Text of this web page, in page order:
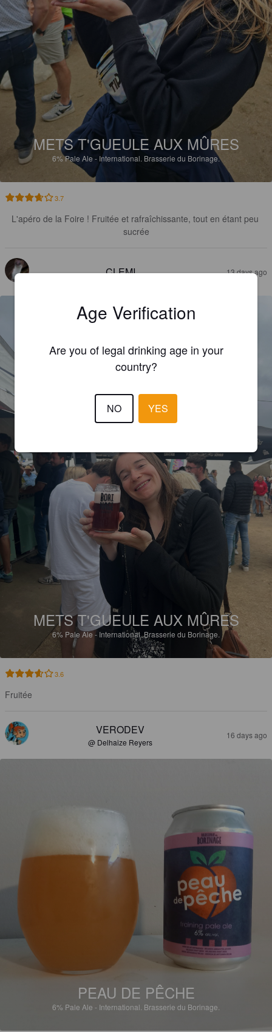
METS T'GUEULE AUX MÛRES
6%Pale Ale - International. Brasserie du Borinage.
3.7
L'apéro de la Foire ! Fruitée et rafraîchissante, tout en étant peu
sucrée
CLEMI 13 days ago
METS T'GUEULE AUX MÛRES
6% Pale Ale - International.Brasserie du Borinage.
3.6
Fruitée
VERODEV
@ Delhaize Reyers
16 days ago
PEAU DE PÊCHE
6% Pale Ale - International. Brasserie du Borinage.
Age Verification
Are you of legal drinking age in your
country?
NO YES